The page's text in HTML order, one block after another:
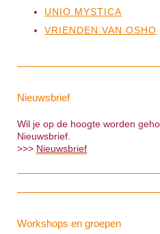
UNIO MYSTICA
VRIENDEN VAN OSHO
Nieuwsbrief
Wil je op de hoogte worden
Nieuwsbrief.
>>> Nieuwsbrief
Workshops en groepen